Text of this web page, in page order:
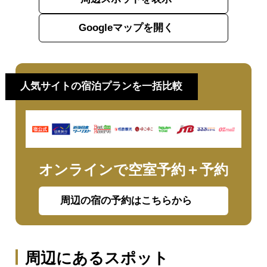
Googleマップを開く
人気サイトの宿泊プランを一括比較
オンラインで空室予約＋予約
周辺の宿の予約はこちらから
周辺にあるスポット